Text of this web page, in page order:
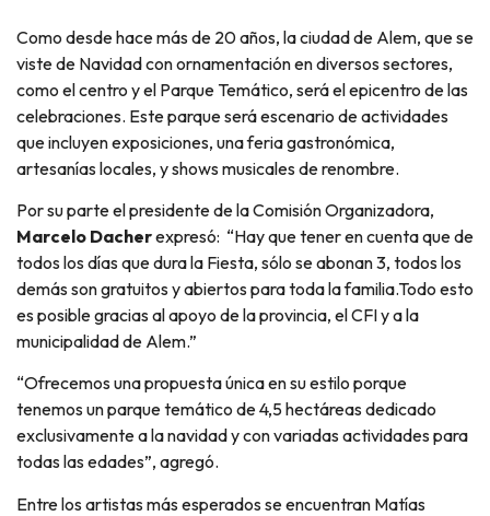
Como desde hace más de 20 años, la ciudad de Alem, que se
viste de Navidad con ornamentación en diversos sectores,
como el centro y el Parque Temático, será el epicentro de las
celebraciones. Este parque será escenario de actividades
que incluyen exposiciones, una feria gastronómica,
artesanías locales, y shows musicales de renombre.
Por su parte el presidente de la Comisión Organizadora,
Marcelo Dacherexpresó: “Hay que tener en cuenta que de
todos los días que dura la Fiesta, sólo se abonan 3, todos los
demás son gratuitos y abiertos para toda la familia.Todo esto
es posible gracias al apoyo de la provincia, el CFI y a la
municipalidad de Alem.”
“Ofrecemos una propuesta única en su estilo porque
tenemos un parque temático de 4,5 hectáreas dedicado
exclusivamente a la navidad y con variadas actividades para
todas las edades”, agregó.
Entre los artistas más esperados se encuentran Matías